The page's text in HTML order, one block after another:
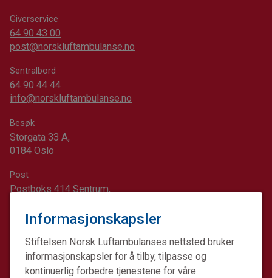
Informasjonskapsler
Stiftelsen Norsk Luftambulanses nettsted bruker
informasjonskapsler for å tilby, tilpasse og
kontinuerlig forbedre tjenestene for våre
Giverservice
64 90 43 00
post@norskluftambulanse.no
Sentralbord
64 90 44 44
info@norskluftambulanse.no
Besøk
Storgata 33 A,
0184 Oslo
Post
Postboks 414 Sentrum,
Kontonummer for minnegaver og andre gaver:
1617.20.74689